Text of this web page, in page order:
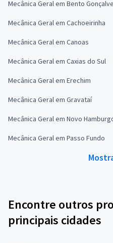
Mecânica Geral em Bento
Mecânica Geral em Cachoeirinha
Mecânica Geral em Canoas
Mecânica Geral em Caxias do Sul
Mecânica Geral em Erechim
Mecânica Geral em Gravataí
Mecânica Geral em Novo
Mecânica Geral em Passo Fundo
Encontre outros
principais cidades